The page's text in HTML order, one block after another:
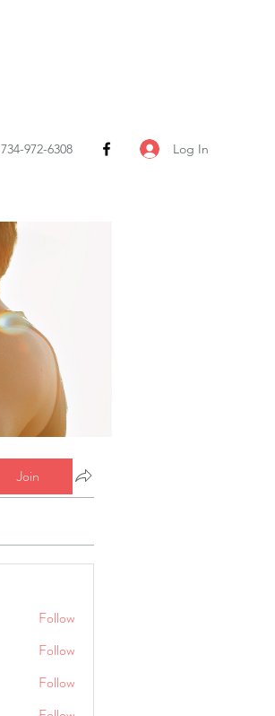
734-972-6308 Log In
Join
Follow
Follow
Follow